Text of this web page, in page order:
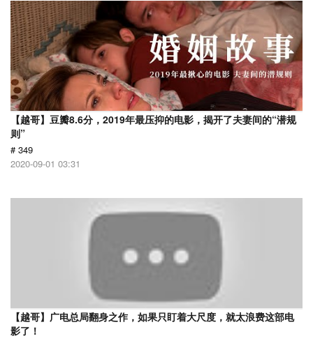
【越哥】豆瓣8.6分，2019年最压抑的电影，揭开了夫妻间的“潜规
则”
# 349
2020-09-01 03:31
【越哥】广电总局翻身之作，如果只盯着大尺度，就太浪费这部电
影了！